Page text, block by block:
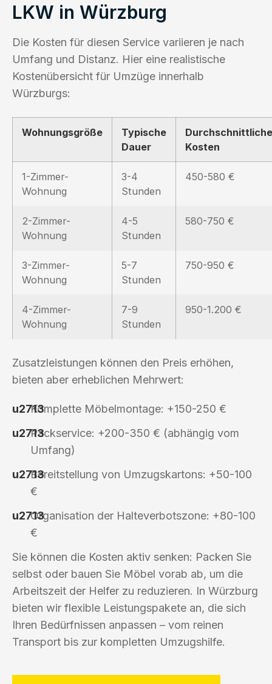
LKW in Würzburg
Die Kosten für diesen Service variieren je nach
Umfang und Distanz. Hier eine realistische
Kostenübersicht für Umzüge innerhalb
Würzburgs:
Wohnungsgröße
Typische
Dauer
Durchschnittliche
Kosten
1-Zimmer-
Wohnung
3-4
Stunden
450-580 €
2-Zimmer-
Wohnung
4-5
Stunden
580-750 €
3-Zimmer-
Wohnung
5-7
Stunden
750-950 €
4-Zimmer-
Wohnung
7-9
Stunden
950-1.200 €
Zusatzleistungen können den Preis erhöhen,
bieten aber erheblichen Mehrwert:
Komplette Möbelmontage: +150-250 €
Packservice: +200-350 € (abhängig vom
Umfang)
Bereitstellung von Umzugskartons: +50-100
€
Organisation der Halteverbotszone: +80-100
€
Sie können die Kosten aktiv senken: Packen Sie
selbst oder bauen Sie Möbel vorab ab, um die
Arbeitszeit der Helfer zu reduzieren. In Würzburg
bieten wir flexible Leistungspakete an, die sich
Ihren Bedürfnissen anpassen – vom reinen
Transport bis zur kompletten Umzugshilfe.